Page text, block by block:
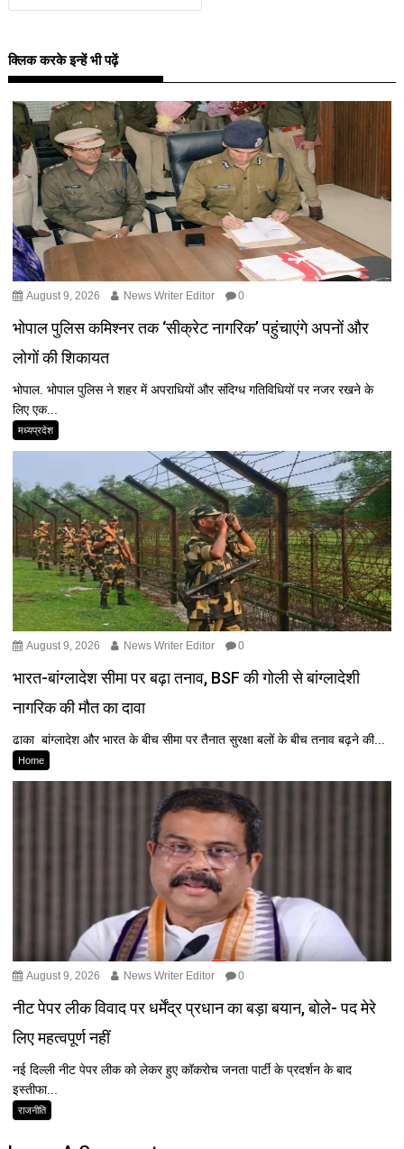
क्लिक करके इन्हें भी पढ़ें
August 9, 2026 News Writer Editor 0
भोपाल पुलिस कमिश्नर तक ‘सीक्रेट नागरिक’ पहुंचाएंगे अपनों और
लोगों की शिकायत
भोपाल. भोपाल पुलिस ने शहर में अपराधियों और संदिग्ध गतिविधियों पर नजर रखने के
लिए एक...
मध्यप्रदेश
August 9, 2026 News Writer Editor 0
भारत-बांग्लादेश सीमा पर बढ़ा तनाव, BSF की गोली से बांग्लादेशी
नागरिक की मौत का दावा
ढाका बांग्लादेश और भारत के बीच सीमा पर तैनात सुरक्षा बलों के बीच तनाव बढ़ने की...
Home
August 9, 2026 News Writer Editor 0
नीट पेपर लीक विवाद पर धर्मेंद्र प्रधान का बड़ा बयान, बोले- पद मेरे
लिए महत्वपूर्ण नहीं
नई दिल्ली नीट पेपर लीक को लेकर हुए कॉकरोच जनता पार्टी के प्रदर्शन के बाद
इस्तीफा...
राजनीति